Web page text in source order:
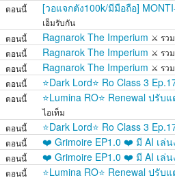
ตอนนี้ [วอแจกตัง100k/มีมือถือ]
เอ็มรับกัน
ตอนนี้ Ragnarok The Imperium ⚔️ รว
ตอนนี้
Ragnarok The Imperium ⚔️ รว
ตอนนี้
Ragnarok The Imperium ⚔️ รว
ตอนนี้
⭐Dark Lord⭐ Ro Class 3
ตอนนี้
⭐Lumina RO⭐ Renewal ปรับ
ไอเท็ม
ตอนนี้ ⭐Dark Lord⭐ Ro Class 3
ตอนนี้
❤️ Grimoire EP1.0 ❤️ มี AI เล่
ตอนนี้
❤️ Grimoire EP1.0 ❤️ มี AI เล่
ตอนนี้
⭐Lumina RO⭐ Renewal ปรับ